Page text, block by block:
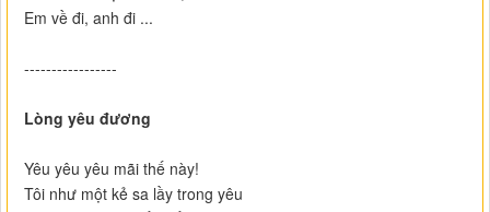
Em về đi, anh đi ...
-----------------
Lòng yêu đương
Yêu yêu yêu mãi thế này!
Tôi như một kẻ sa lầy trong yêu